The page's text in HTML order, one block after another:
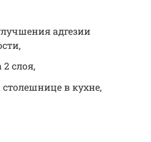
адгезии
слоя,
в кухне,